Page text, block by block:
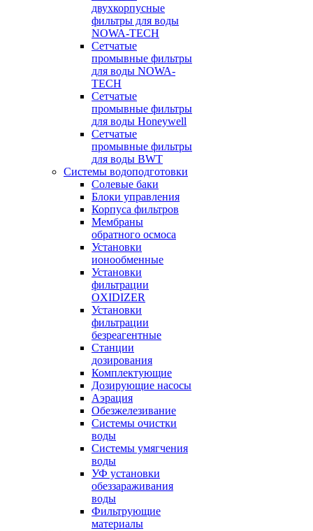
двухкорпусные
фильтры для воды
NOWA-TECH
Сетчатые
промывные фильтры
для воды NOWA-
TECH
Сетчатые
промывные фильтры
для воды Honeywell
Сетчатые
промывные фильтры
для воды BWT
Системы водоподготовки
Солевые баки
Блоки управления
Корпуса фильтров
Мембраны
обратного осмоса
Установки
ионообменные
Установки
фильтрации
OXIDIZER
Установки
фильтрации
безреагентные
Станции
дозирования
Комплектующие
Дозирующие насосы
Аэрация
Обезжелезивание
Системы очистки
воды
Системы умягчения
воды
УФ установки
обеззараживания
воды
Фильтрующие
материалы